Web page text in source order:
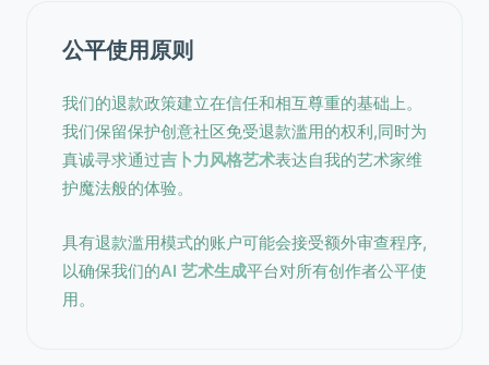
公平使用原则
我们的退款政策建立在信任和相互尊重的基础上。
我们保留保护创意社区免受退款滥用的权利,同时为
真诚寻求通过吉卜力风格艺术表达自我的艺术家维
护魔法般的体验。
具有退款滥用模式的账户可能会接受额外审查程序,
以确保我们的AI 艺术生成平台对所有创作者公平使
用。